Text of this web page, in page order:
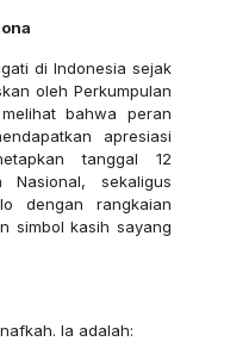
di Indonesia sejak
oleh Perkumpulan
bahwa peran
apresiasi
tanggal 12
Nasional, sekaligus
dengan rangkaian
simbol kasih sayang
Ia adalah: